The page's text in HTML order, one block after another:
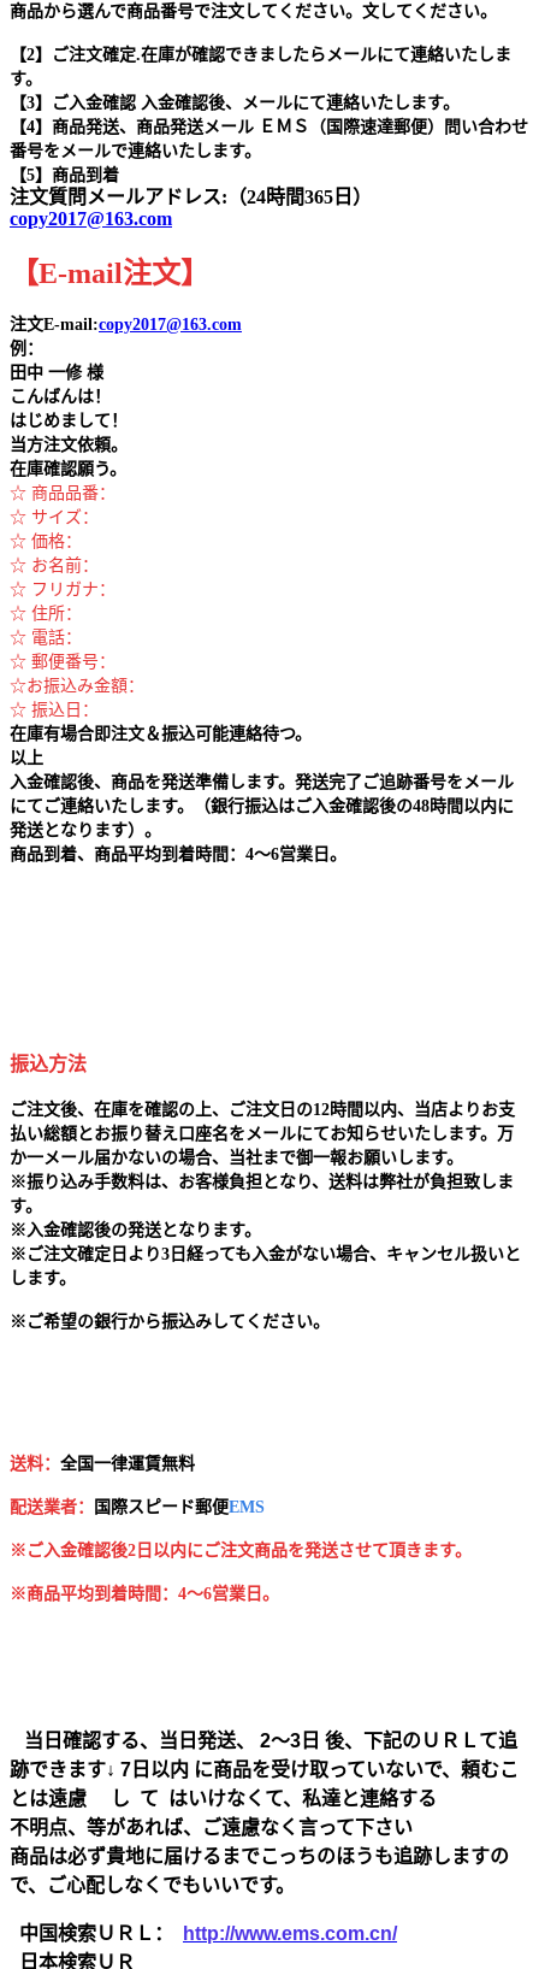
商品から選んで商品番号で注文してください。文してください。
【2】ご注文確定.在庫が確認できましたらメールにて連絡いたしま
す。
【3】ご入金確認 入金確認後、メールにて連絡いたします。
【4】商品発送、商品発送メール ＥＭＳ（国際速達郵便）問い合わせ
番号をメールで連絡いたします。
【5】商品到着
注文質問メールアドレス:（24時間365日）
copy2017@163.com
【E-mail注文】
注文E-mail:copy2017@163.com
例：
田中 一修 様
こんばんは！
はじめまして！
当方注文依頼。
在庫確認願う。
☆ 商品品番：
☆ サイズ：
☆ 価格：
☆ お名前：
☆ フリガナ：
☆ 住所：
☆ 電話：
☆ 郵便番号：
☆お振込み金額：
☆ 振込日：
在庫有場合即注文＆振込可能連絡待つ。
以上
入金確認後、商品を発送準備します。発送完了ご追跡番号をメール
にてご連絡いたします。（銀行振込はご入金確認後の48時間以内に
発送となります）。
商品到着、商品平均到着時間：4～6営業日。
振込方法
ご注文後、在庫を確認の上、ご注文日の12時間以内、当店よりお支
払い総額とお振り替え口座名をメールにてお知らせいたします。万
か一メール届かないの場合、当社まで御一報お願いします。
※振り込み手数料は、お客様負担となり、送料は弊社が負担致しま
す。
※ 入金確認後の発送となります。
※ ご注文確定日より3日経っても入金がない場合、キャンセル扱いと
します。
※ ご希望の銀行から振込みしてください。
送料： 全国一律運賃無料
配送業者： 国 際スピード郵便EMS
※ご入金確認後2日以内にご注文商品を発送させて頂きます。
※商品平均到着時間：4～6営業日。
当日確認する、当日発送、 2～3日 後、下記のＵＲＬて追
跡できます↓ 7日以内 に商品を受け取っていないで、頼むこ
とは遠慮 し て はいけなくて、私達と連絡する
不明点、等があれば、ご遠慮なく言って下さい
商品は必ず貴地に届けるまでこっちのほうも追跡しますの
で、ご心配しなくでもいいです。
中国検索ＵＲＬ：
http://www.ems.com.cn/
日本検索ＵＲ